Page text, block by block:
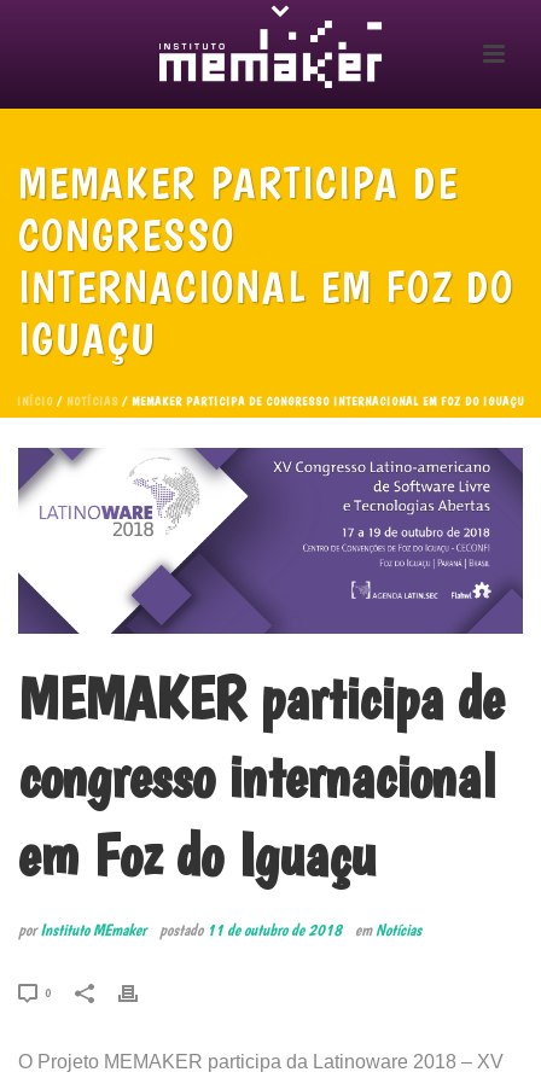
MEMAKER PARTICIPA DE
CONGRESSO
INTERNACIONAL EM FOZ DO
IGUAÇU
INÍCIO / NOTÍCIAS / MEMAKER PARTICIPA DE CONGRESSO INTERNACIONAL EM FOZ DO IGUAÇU
MEMAKER participa de
congresso internacional
em Foz do Iguaçu
porInstituto MEmaker postado 11 de outubro de 2018 emNotícias
0
O Projeto MEMAKER participa da Latinoware 2018 – XV